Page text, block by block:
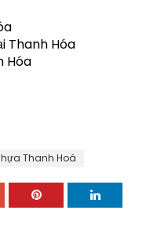
Thanh Hóa
Hóa
Thanh Hoá